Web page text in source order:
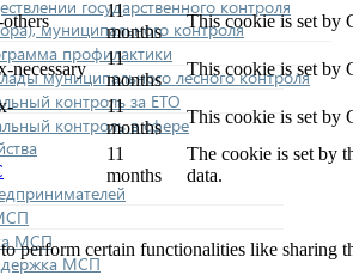
государственного контроля
муниципального контроля
профилактики
муниципального лесного контроля
контроль за ЕТО
контроль в сфере
МСП
МСП
11
months
This cookie is set by
necessary
11
months
This cookie is set by
11
months
This cookie is set by
11
months
The cookie is set by
data.
perform certain functionalities like sharing